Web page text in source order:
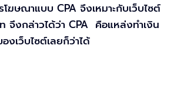
ฆษณาแบบ CPA จึงเหมาะกับเว็บไซต์
จึงกล่าวได้ว่า CPA คือแหล่งทำเงิน
องเว็บไซต์เลยก็ว่าได้